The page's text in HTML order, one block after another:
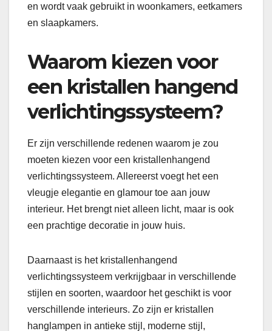
en wordt vaak gebruikt in woonkamers, eetkamers
en slaapkamers.
Waarom kiezen voor
een kristallen hangend
verlichtingssysteem?
Er zijn verschillende redenen waarom je zou
moeten kiezen voor een kristallenhangend
verlichtingssysteem. Allereerst voegt het een
vleugje elegantie en glamour toe aan jouw
interieur. Het brengt niet alleen licht, maar is ook
een prachtige decoratie in jouw huis.
Daarnaast is het kristallenhangend
verlichtingssysteem verkrijgbaar in verschillende
stijlen en soorten, waardoor het geschikt is voor
verschillende interieurs. Zo zijn er kristallen
hanglampen in antieke stijl, moderne stijl,